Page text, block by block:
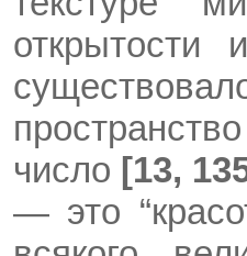
открытости
число [13,
— это